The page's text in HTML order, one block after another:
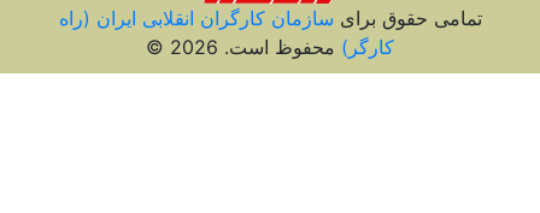
تمامی حقوق برای سازمان کارگران انقلابی ايران (راه
کارگر) محفوظ است. 2026 ©